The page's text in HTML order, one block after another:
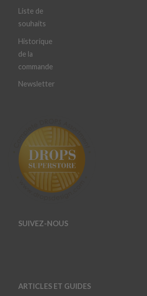
Liste de
souhaits
Historique
de la
commande
Newsletter
SUIVEZ-NOUS
ARTICLES ET GUIDES